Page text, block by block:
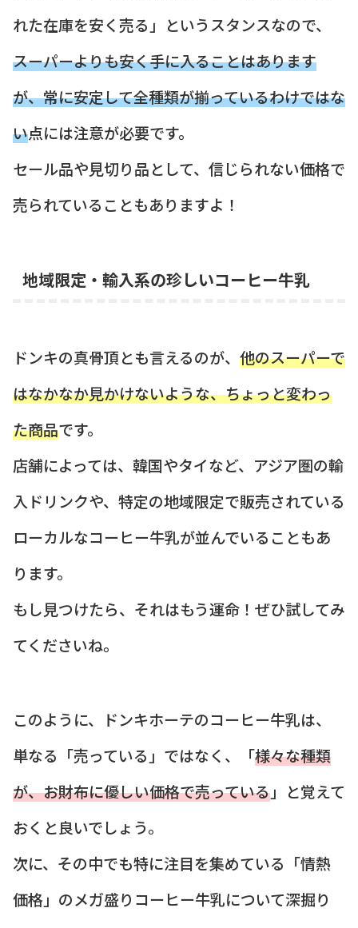
れた在庫を安く売る」というスタンスなので、
スーパーよりも安く手に入ることはあります
が、常に安定して全種類が揃っているわけではな
い点には注意が必要です。
セール品や見切り品として、信じられない価格で
売られていることもありますよ！
地域限定・輸入系の珍しいコーヒー牛乳
ドンキの真骨頂とも言えるのが、 他のスーパーで
はなかなか見かけないような、ちょっと変わっ
た商品です。
店舗によっては、韓国やタイなど、アジア圏の輸
入ドリンクや、特定の地域限定で販売されている
ローカルなコーヒー牛乳が並んでいることもあ
ります。
もし見つけたら、それはもう運命！ぜひ試してみ
てくださいね。
このように、ドンキホーテのコーヒー牛乳は、
単なる「売っている」ではなく、「様々な種類
が、お財布に優しい価格で売っている」と覚えて
おくと良いでしょう。
次に、その中でも特に注目を集めている「情熱
価格」のメガ盛りコーヒー牛乳について深掘り